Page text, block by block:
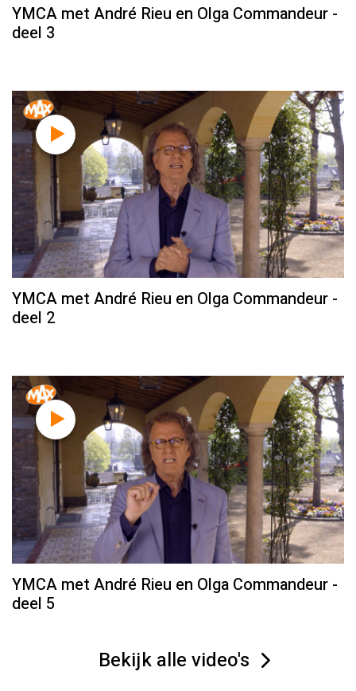
YMCA met André Rieu en Olga Commandeur -
deel 3
YMCA met André Rieu en Olga Commandeur -
deel 2
YMCA met André Rieu en Olga Commandeur -
deel 5
Bekijk alle video's